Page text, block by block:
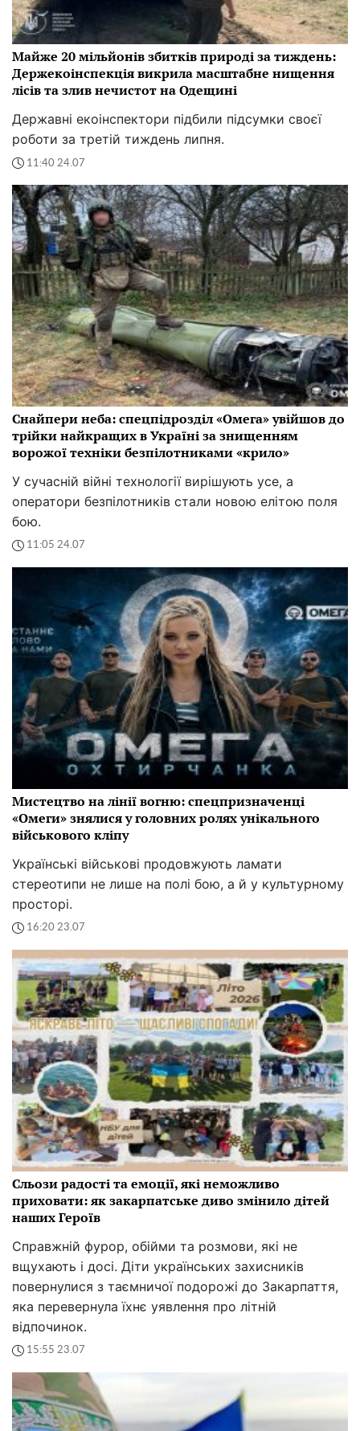
Майже 20 мільйонів збитків природі за тиждень:
Держекоінспекція викрила масштабне нищення
лісів та злив нечистот на Одещині
Державні екоінспектори підбили підсумки своєї
роботи за третій тиждень липня.
11:40 24.07
Снайпери неба: спецпідрозділ «Омега» увійшов до
трійки найкращих в Україні за знищенням
ворожої техніки безпілотниками «крило»
У сучасній війні технології вирішують усе, а
оператори безпілотників стали новою елітою поля
бою.
11:05 24.07
Мистецтво на лінії вогню: спецпризначенці
«Омеги» знялися у головних ролях унікального
військового кліпу
Українські військові продовжують ламати
стереотипи не лише на полі бою, а й у культурному
просторі.
16:20 23.07
Сльози радості та емоції, які неможливо
приховати: як закарпатське диво змінило дітей
наших Героїв
Справжній фурор, обійми та розмови, які не
вщухають і досі. Діти українських захисників
повернулися з таємничої подорожі до Закарпаття,
яка перевернула їхнє уявлення про літній
відпочинок.
15:55 23.07